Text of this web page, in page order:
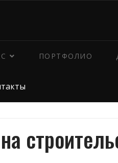
ПОРТФОЛИО